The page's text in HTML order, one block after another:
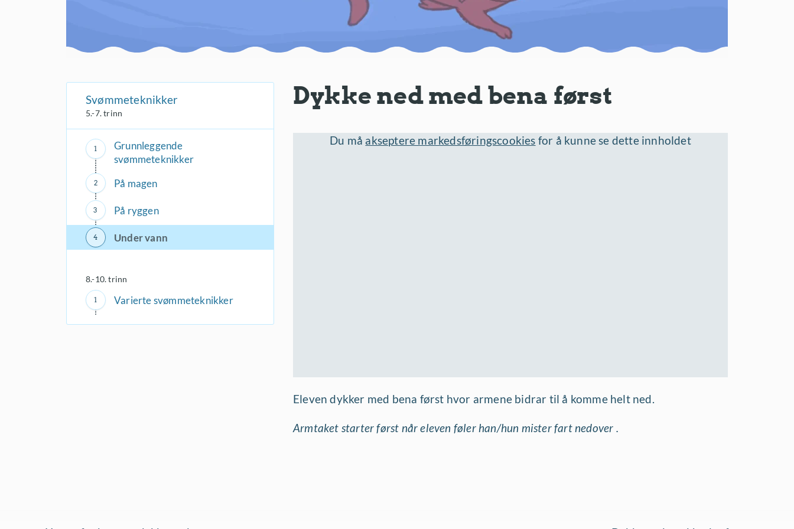
Svømmeteknikker
5.-7. trinn
Grunnleggende
svømmeteknikker
På magen
På ryggen
Under vann
8.-10. trinn
Varierte svømmeteknikker
Dykke ned med bena først
Du må akseptere markedsføringscookies for å kunne se dette innholdet
Eleven dykker med bena først hvor armene bidrar til å komme helt ned.
Armtaket starter først når eleven føler han/hun mister fart nedover .